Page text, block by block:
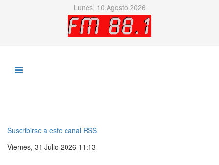
Lunes, 10 Agosto 2026
Suscribirse a este canal RSS
Viernes, 31 Julio 2026 11:13